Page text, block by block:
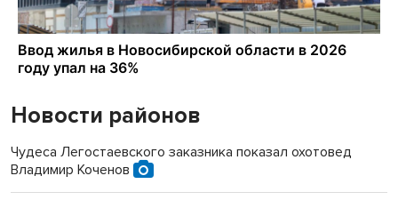
Новости районов
Чудеса Легостаевского заказника показал охотовед
Владимир Коченов